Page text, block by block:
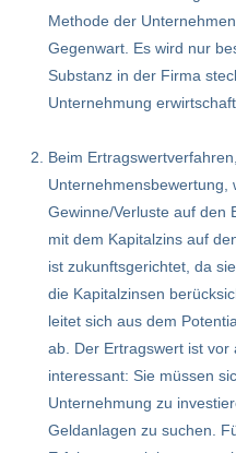
Methode der
Gegenwart. Es wird nur
Substanz in der Firma
Unternehmung
Beim
Unternehmensbewertung,
Gewinne/Verluste auf den
mit dem Kapitalzins auf
ist zukunftsgerichtet, da
die Kapitalzinsen
leitet sich aus dem
ab. Der Ertragswert ist
interessant: Sie müssen
Unternehmung zu
Geldanlagen zu suchen.